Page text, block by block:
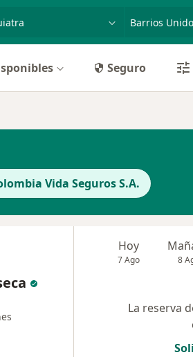
Seguro
Vida Seguros S.A.
Hoy
7 Ago 8
La reserva